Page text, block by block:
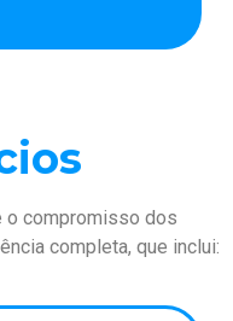
o compromisso dos
completa, que inclui: